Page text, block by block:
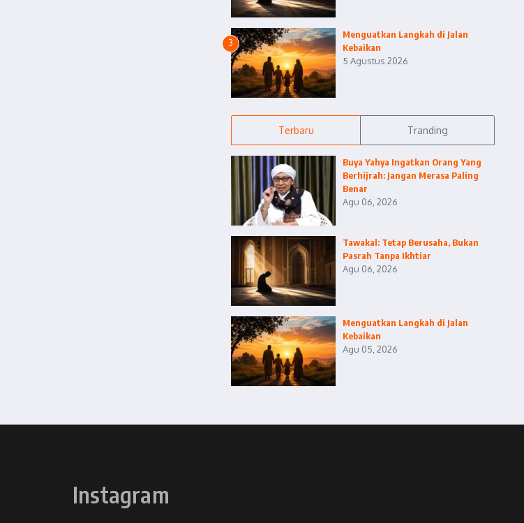
3
Menguatkan Langkah di Jalan
Kebaikan
5 Agustus 2026
Terbaru Tranding
Buya Yahya Ingatkan Orang Yang
Berhijrah: Jangan Merasa Paling
Benar
Agu 06, 2026
Tawakal: Tetap Berusaha, Bukan
Pasrah Tanpa Ikhtiar
Agu 06, 2026
Menguatkan Langkah di Jalan
Kebaikan
Agu 05, 2026
Instagram